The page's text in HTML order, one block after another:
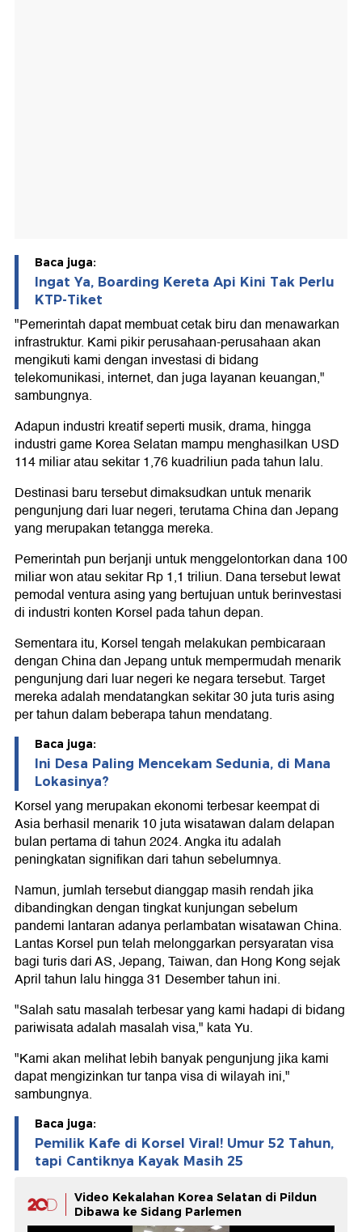
Baca juga:
Ingat Ya, Boarding Kereta Api Kini Tak Perlu
KTP-Tiket
"Pemerintah dapat membuat cetak biru dan menawarkan
infrastruktur. Kami pikir perusahaan-perusahaan akan
mengikuti kami dengan investasi di bidang
telekomunikasi, internet, dan juga layanan keuangan,"
sambungnya.
Adapun industri kreatif seperti musik, drama, hingga
industri game Korea Selatan mampu menghasilkan USD
114 miliar atau sekitar 1,76 kuadriliun pada tahun lalu.
Destinasi baru tersebut dimaksudkan untuk menarik
pengunjung dari luar negeri, terutama China dan Jepang
yang merupakan tetangga mereka.
Pemerintah pun berjanji untuk menggelontorkan dana 100
miliar won atau sekitar Rp 1,1 triliun. Dana tersebut lewat
pemodal ventura asing yang bertujuan untuk berinvestasi
di industri konten Korsel pada tahun depan.
Sementara itu, Korsel tengah melakukan pembicaraan
dengan China dan Jepang untuk mempermudah menarik
pengunjung dari luar negeri ke negara tersebut. Target
mereka adalah mendatangkan sekitar 30 juta turis asing
per tahun dalam beberapa tahun mendatang.
Baca juga:
Ini Desa Paling Mencekam Sedunia, di Mana
Lokasinya?
Korsel yang merupakan ekonomi terbesar keempat di
Asia berhasil menarik 10 juta wisatawan dalam delapan
bulan pertama di tahun 2024. Angka itu adalah
peningkatan signifikan dari tahun sebelumnya.
Namun, jumlah tersebut dianggap masih rendah jika
dibandingkan dengan tingkat kunjungan sebelum
pandemi lantaran adanya perlambatan wisatawan China.
Lantas Korsel pun telah melonggarkan persyaratan visa
bagi turis dari AS, Jepang, Taiwan, dan Hong Kong sejak
April tahun lalu hingga 31 Desember tahun ini.
"Salah satu masalah terbesar yang kami hadapi di bidang
pariwisata adalah masalah visa," kata Yu.
"Kami akan melihat lebih banyak pengunjung jika kami
dapat mengizinkan tur tanpa visa di wilayah ini,"
sambungnya.
Baca juga:
Pemilik Kafe di Korsel Viral! Umur 52 Tahun,
tapi Cantiknya Kayak Masih 25
Video Kekalahan Korea Selatan di Pildun
Dibawa ke Sidang Parlemen